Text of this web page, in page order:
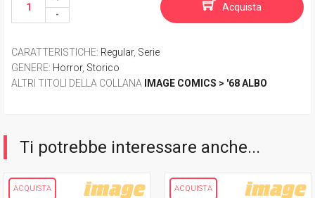
Acquista
CARATTERISTICHE: Regular, Serie
GENERE: Horror, Storico
ALTRI TITOLI DELLA COLLANA
IMAGE COMICS > '68 ALBO
Ti potrebbe interessare anche...
ACQUISTA ACQUISTA